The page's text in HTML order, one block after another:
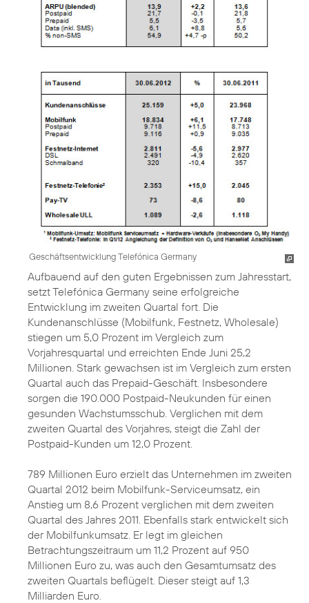
Geschäftsentwicklung Telefónica Germany
Aufbauend auf den guten Ergebnissen zum Jahresstart,
setzt Telefónica Germany seine erfolgreiche
Entwicklung im zweiten Quartal fort. Die
Kundenanschlüsse (Mobilfunk, Festnetz, Wholesale)
stiegen um 5,0 Prozent im Vergleich zum
Vorjahresquartal und erreichten Ende Juni 25,2
Millionen. Stark gewachsen ist im Vergleich zum ersten
Quartal auch das Prepaid-Geschäft. Insbesondere
sorgen die 190.000 Postpaid-Neukunden für einen
gesunden Wachstumsschub. Verglichen mit dem
zweiten Quartal des Vorjahres, steigt die Zahl der
Postpaid-Kunden um 12,0 Prozent.
789 Millionen Euro erzielt das Unternehmen im zweiten
Quartal 2012 beim Mobilfunk-Serviceumsatz, ein
Anstieg um 8,6 Prozent verglichen mit dem zweiten
Quartal des Jahres 2011. Ebenfalls stark entwickelt sich
der Mobilfunkumsatz. Er legt im gleichen
Betrachtungszeitraum um 11,2 Prozent auf 950
Millionen Euro zu, was auch den Gesamtumsatz des
zweiten Quartals beflügelt. Dieser steigt auf 1,3
Milliarden Euro.